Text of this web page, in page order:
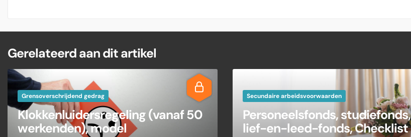
Gerelateerd aan dit artikel
Grensoverschrijdend gedrag
Klokkenluidersregeling (vanaf 50
werkenden), model
Secundaire arbeidsvoorwaarden
Personeelsfonds, studiefonds,
lief-en-leed-fonds, Checklist